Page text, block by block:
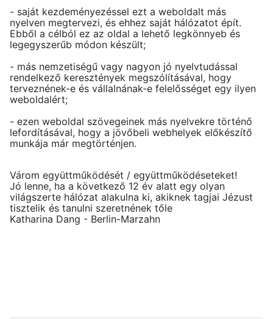
- saját kezdeményezéssel ezt a weboldalt más
nyelven megtervezi, és ehhez saját hálózatot épít.
Ebből a célból ez az oldal a lehető legkönnyeb és
legegyszerűb módon készült;
- más nemzetiségű vagy nagyon jó nyelvtudással
rendelkező keresztények megszólításával, hogy
terveznének-e és vállalnának-e felelősséget egy ilyen
weboldalért;
- ezen weboldal szövegeinek más nyelvekre történő
lefordításával, hogy a jövőbeli webhelyek előkészítő
munkája már megtörténjen.
Várom együttműködését / együttműködéseteket!
Jó lenne, ha a következő 12 év alatt egy olyan
világszerte hálózat alakulna ki, akiknek tagjai Jézust
tisztelik és tanulni szeretnének tőle
Katharina Dang - Berlin-Marzahn